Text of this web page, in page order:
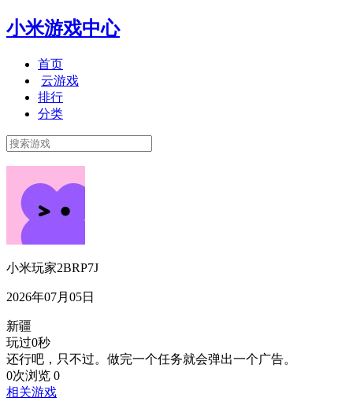
小米游戏中心
首页
云游戏
排行
分类
小米玩家2BRP7J
2026年07月05日
新疆
玩过0秒
还行吧，只不过。做完一个任务就会弹出一个广告。
0次浏览 0
相关游戏